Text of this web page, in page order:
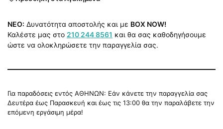
NEO: Δυνατότητα αποστολής και με BOX NOW!
Καλέστε μας στο 210 244 8561 και θα σας καθοδηγήσουμε
ώστε να ολοκληρώσετε την παραγγελία σας.
Για παραδόσεις εντός ΑΘΗΝΩΝ: Εάν κάνετε την παραγγελία σας
Δευτέρα έως Παρασκευή και έως τις 13:00 θα την παραλάβετε την
επόμενη εργάσιμη μέρα!